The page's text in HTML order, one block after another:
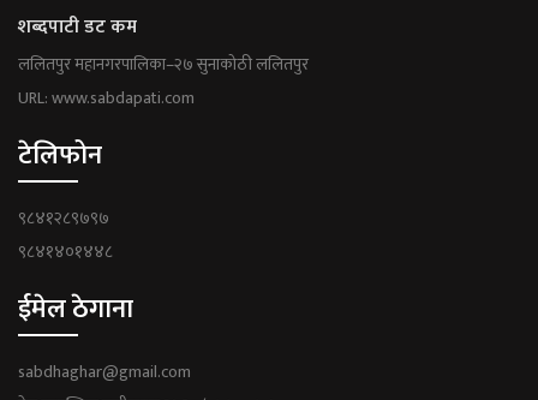
शब्दपाटी डट कम
ललितपुर महानगरपालिका–२७ सुनाकोठी ललितपुर
URL: www.sabdapati.com
टेलिफोन
९८४१२८९७९७
९८४१४०१४४८
ईमेल ठेगाना
sabdhaghar@gmail.com